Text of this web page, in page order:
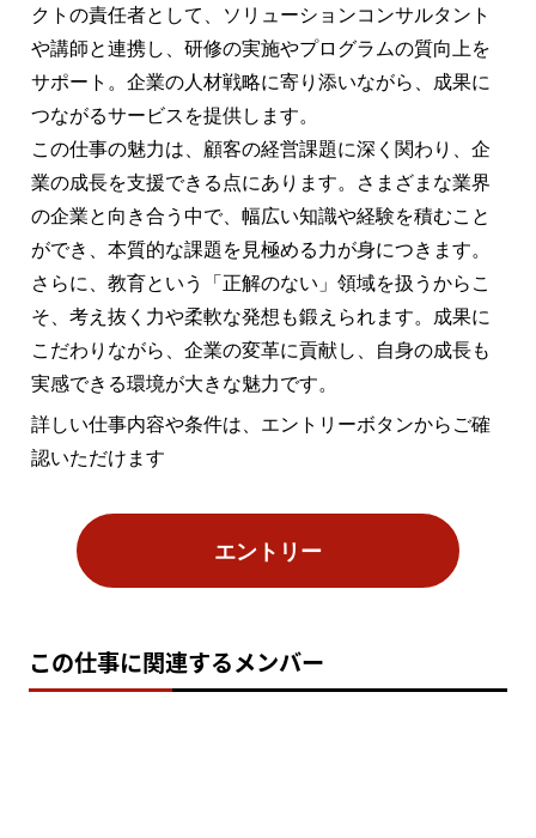
クトの責任者として、ソリューションコンサルタント
や講師と連携し、研修の実施やプログラムの質向上を
サポート。企業の人材戦略に寄り添いながら、成果に
つながるサービスを提供します。
この仕事の魅力は、顧客の経営課題に深く関わり、企
業の成長を支援できる点にあります。さまざまな業界
の企業と向き合う中で、幅広い知識や経験を積むこと
ができ、本質的な課題を見極める力が身につきます。
さらに、教育という「正解のない」領域を扱うからこ
そ、考え抜く力や柔軟な発想も鍛えられます。成果に
こだわりながら、企業の変革に貢献し、自身の成長も
実感できる環境が大きな魅力です。
詳しい仕事内容や条件は、エントリーボタンからご確
認いただけます
エントリー
この仕事に関連するメンバー